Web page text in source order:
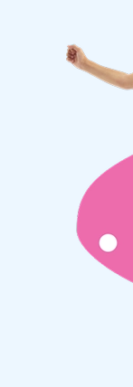
Einzigartige
Comic-Thema
Bei JB Inflatables
Bauchrutschbahn,
Langlebigkeit. Die
aus starkem,
dass sie für eine
aufblasbare
Tausende
Inflatables
Wir sind stolz
tausende
haben. Unsere
Anbieter